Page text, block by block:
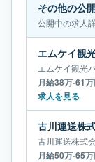
その他の公
公開中の求人
エムケイ観光
月給38万-61万
求人を見る
古川運送株式
月給50万-65万